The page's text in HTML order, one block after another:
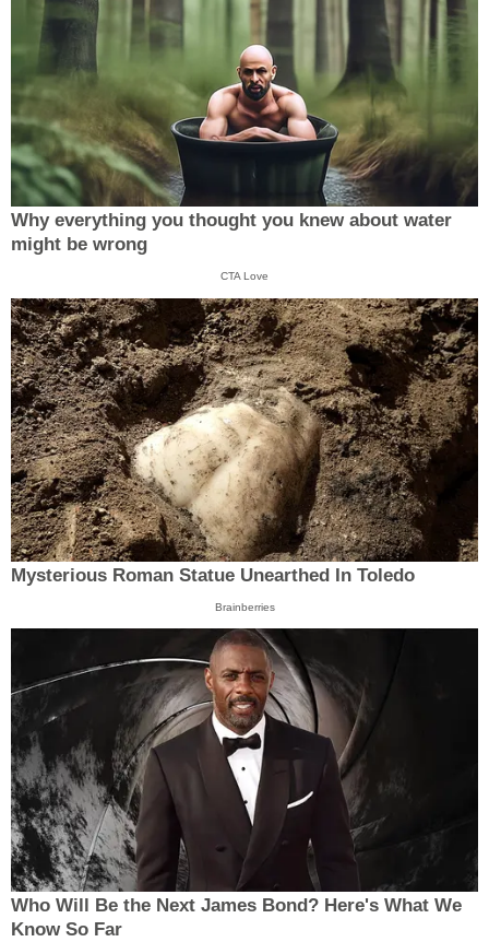
Why everything you thought you knew about water
might be wrong
CTA Love
Mysterious Roman Statue Unearthed In Toledo
Brainberries
Who Will Be the Next James Bond? Here's What We
Know So Far